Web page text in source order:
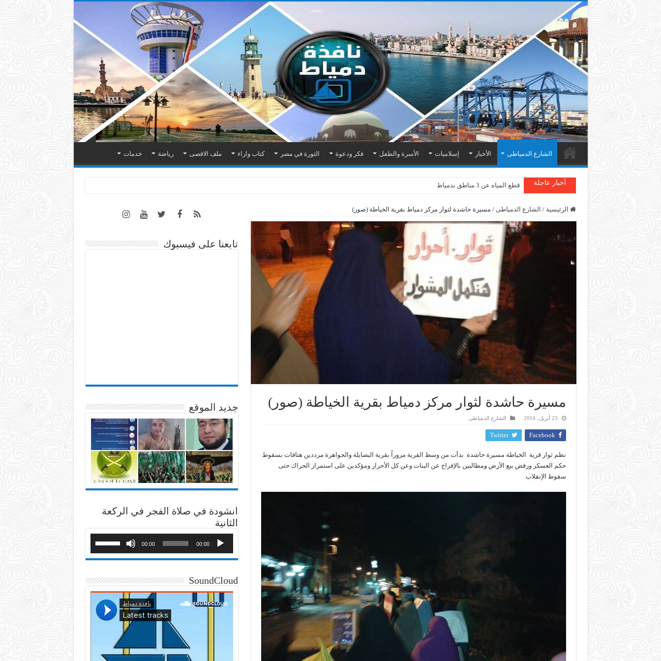
الشارع الدمياطى الأخبار إسلاميات الأسرة والطفل فكر ودعوة الثورة في مصر كتاب واراء ملف الاقصى رياضة خدمات
أخبار عاجلة دمياط : سقوط شجرة على الأسلاك الكهربائية بمنطقة المطرى
الرئيسية / الشارع الدمياطى / مسيرة حاشدة لثوار مركز دمياط بقرية الخياطة (صور)
مسيرة حاشدة لثوار مركز دمياط بقرية الخياطة (صور)
23 أبريل، 2016 الشارع الدمياطى
Facebook
Twitter
نظم ثوار قرية الخياطة‬ مسيرة حاشدة بدأت من وسط القرية مروراً بقرية البصايلة والجواهرة مرددين هتافات بسقوط
حكم العسكر ورفض بيع الأرض ومطالبين بالإفراج عن البنات وعن كل الأحرار ومؤكدين على استمرار الحراك حتى
سقوط الإنقلاب
تابعنا على فيسبوك
جديد الموقع
انشودة في صلاة الفجر في الركعة
الثانية
00:00
00:00
SoundCloud